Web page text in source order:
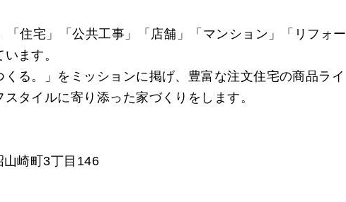
住宅」「公共工事」「店舗」「マンション」「リフォー
ます。
くる。」をミッションに掲げ、豊富な注文住宅の商品ライ
タイルに寄り添った家づくりをします。
山崎町3丁目146